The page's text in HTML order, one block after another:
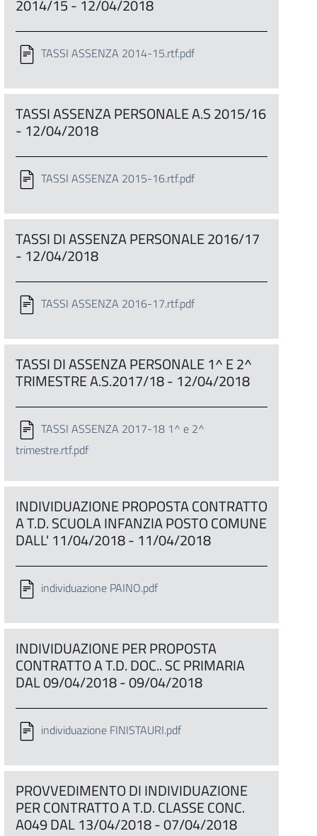
2014/15 - 12/04/2018
TASSI ASSENZA 2014-15.rtf.pdf
TASSI ASSENZA PERSONALE A.S 2015/16
- 12/04/2018
TASSI ASSENZA 2015-16.rtf.pdf
TASSI DI ASSENZA PERSONALE 2016/17
- 12/04/2018
TASSI ASSENZA 2016-17.rtf.pdf
TASSI DI ASSENZA PERSONALE 1^ E 2^
TRIMESTRE A.S.2017/18 - 12/04/2018
TASSI ASSENZA 2017-18 1^ e 2^
trimestre.rtf.pdf
INDIVIDUAZIONE PROPOSTA CONTRATTO
A T.D. SCUOLA INFANZIA POSTO COMUNE
DALL' 11/04/2018 - 11/04/2018
individuazione PAINO.pdf
INDIVIDUAZIONE PER PROPOSTA
CONTRATTO A T.D. DOC.. SC PRIMARIA
DAL 09/04/2018 - 09/04/2018
individuazione FINISTAURI.pdf
PROVVEDIMENTO DI INDIVIDUAZIONE
PER CONTRATTO A T.D. CLASSE CONC.
A049 DAL 13/04/2018 - 07/04/2018